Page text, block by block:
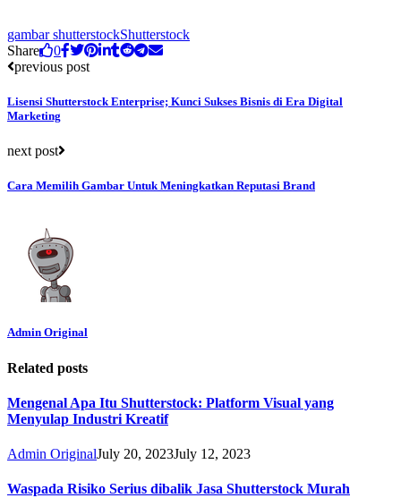
gambar shutterstockShutterstock
Share
0
previous post
Lisensi Shutterstock Enterprise; Kunci Sukses Bisnis di Era Digital
Marketing
next post
Cara Memilih Gambar Untuk Meningkatkan Reputasi Brand
Admin Original
Related posts
Mengenal Apa Itu Shutterstock: Platform Visual yang
Menyulap Industri Kreatif
Admin OriginalJuly 20, 2023July 12, 2023
Waspada Risiko Serius dibalik Jasa Shutterstock Murah